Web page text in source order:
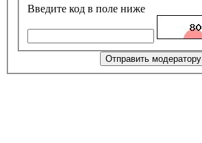
Введите код в поле ниже
Отправить модератору